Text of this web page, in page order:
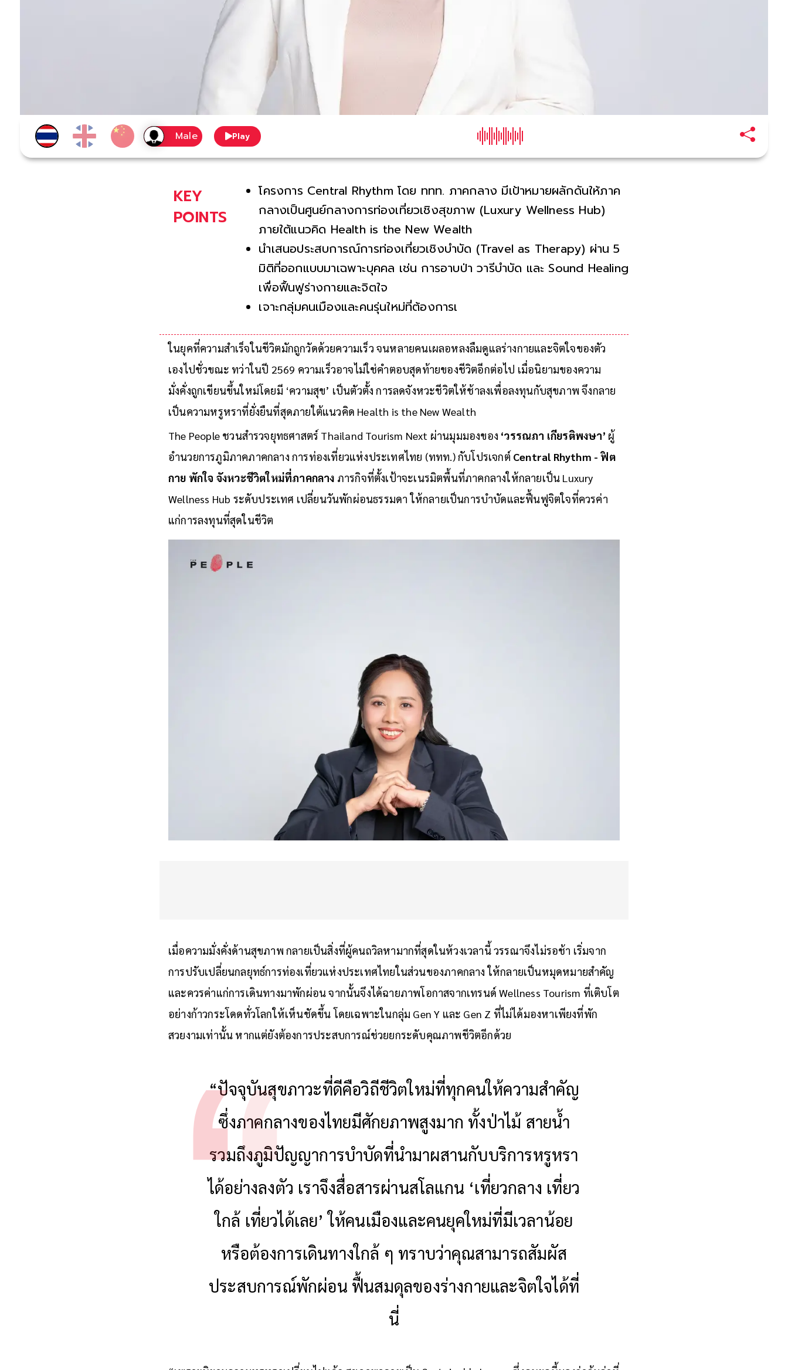
Play
KEY
POINTS
โครงการ Central Rhythm โดย ททท. ภาคกลาง มีเป้าหมายผลักดันให้ภาค
กลางเป็นศูนย์กลางการท่องเที่ยวเชิงสุขภาพ (Luxury Wellness Hub)
ภายใต้แนวคิด Health is the New Wealth
นำเสนอประสบการณ์การท่องเที่ยวเชิงบำบัด (Travel as Therapy) ผ่าน 5
มิติที่ออกแบบมาเฉพาะบุคคล เช่น การอาบป่า วารีบำบัด และ Sound Healing
เพื่อฟื้นฟูร่างกายและจิตใจ
เจาะกลุ่มคนเมืองและคนรุ่นใหม่ที่ต้องการเดินทางใกล้ๆ เพื่อค้นหาจังหวะชีวิต
ในยุคที่ความสำเร็จในชีวิตมักถูกวัดด้วยความเร็ว จนหลายคนเผลอหลงลืมดูแลร่างกายและจิตใจของตัว
เองไปชั่วขณะ ทว่าในปี 2569 ความเร็วอาจไม่ใช่คำตอบสุดท้ายของชีวิตอีกต่อไป เมื่อนิยามของความ
มั่งคั่งถูกเขียนขึ้นใหม่โดยมี ‘ความสุข’ เป็นตัวตั้ง การลดจังหวะชีวิตให้ช้าลงเพื่อลงทุนกับสุขภาพ จึงกลาย
เป็นความหรูหราที่ยั่งยืนที่สุดภายใต้แนวคิด Health is the New Wealth
The People ชวนสำรวจยุทธศาสตร์ Thailand Tourism Next ผ่านมุมมองของ‘วรรณภา เกียรติพงษา’ผู้
อำนวยการภูมิภาคภาคกลาง การท่องเที่ยวแห่งประเทศไทย (ททท.) กับโปรเจกต์Central Rhythm - ฟิต
กาย พักใจ จังหวะชีวิตใหม่ที่ภาคกลางภารกิจที่ตั้งเป้าจะเนรมิตพื้นที่ภาคกลางให้กลายเป็น Luxury
Wellness Hub ระดับประเทศ เปลี่ยนวันพักผ่อนธรรมดา ให้กลายเป็นการบำบัดและฟื้นฟูจิตใจที่ควรค่า
แก่การลงทุนที่สุดในชีวิต
เมื่อความมั่งคั่งด้านสุขภาพ กลายเป็นสิ่งที่ผู้คนถวิลหามากที่สุดในห้วงเวลานี้ วรรณาจึงไม่รอช้า เริ่มจาก
การปรับเปลี่ยนกลยุทธ์การท่องเที่ยวแห่งประเทศไทยในส่วนของภาคกลาง ให้กลายเป็นหมุดหมายสำคัญ
และควรค่าแก่การเดินทางมาพักผ่อน จากนั้นจึงได้ฉายภาพโอกาสจากเทรนด์ Wellness Tourism ที่เติบโต
อย่างก้าวกระโดดทั่วโลกให้เห็นชัดขึ้น โดยเฉพาะในกลุ่ม Gen Y และ Gen Z ที่ไม่ได้มองหาเพียงที่พัก
“ปัจจุบันสุขภาวะที่ดีคือวิถีชีวิตใหม่ที่ทุกคนให้ความสำคัญ
ซึ่งภาคกลางของไทยมีศักยภาพสูงมาก ทั้งป่าไม้ สายน้ำ
รวมถึงภูมิปัญญาการบำบัดที่นำมาผสานกับบริการหรูหรา
ได้อย่างลงตัว เราจึงสื่อสารผ่านสโลแกน ‘เที่ยวกลาง เที่ยว
ใกล้ เที่ยวได้เลย’ ให้คนเมืองและคนยุคใหม่ที่มีเวลาน้อย
หรือต้องการเดินทางใกล้ ๆ ทราบว่าคุณสามารถสัมผัส
ประสบการณ์พักผ่อน ฟื้นสมดุลของร่างกายและจิตใจได้ที่